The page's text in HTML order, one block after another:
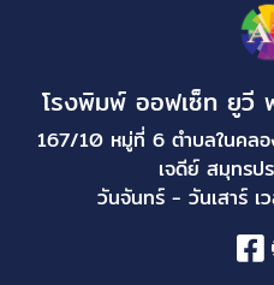
โรงพิมพ์ ออฟเซ็ท ยูวี
167/10 หมู่ที่ 6 ตำบลในคลอ
เจดีย์ สมุทรป
วันจันทร์ - วันเสาร์